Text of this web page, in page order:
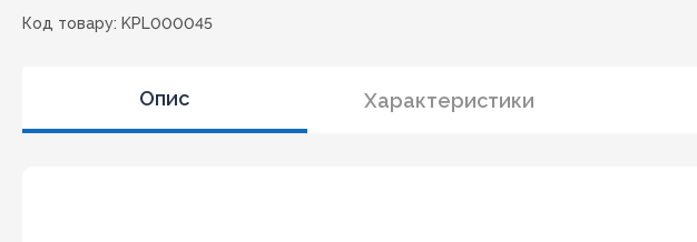
Код товару: KPL000045
Опис Характеристики